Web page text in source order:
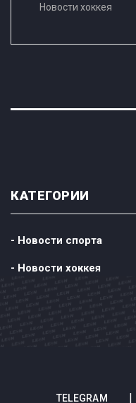
Новости хоккея
КАТЕГОРИИ
- Новости спорта
- Новости хоккея
TELEGRAM